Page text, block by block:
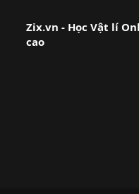
Zix.vn - Học Vật lí
cao